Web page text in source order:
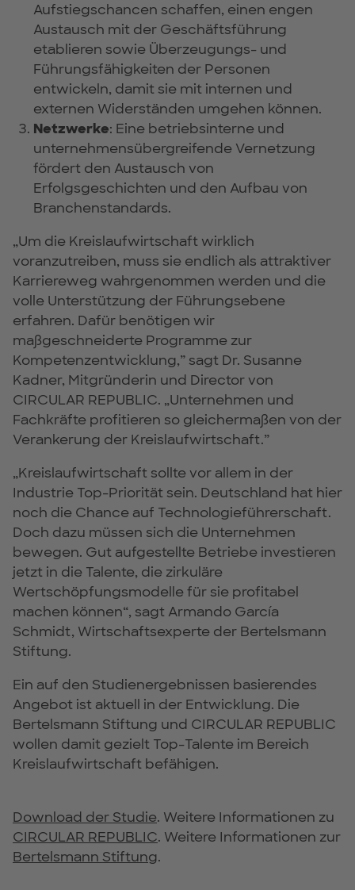
Aufstiegschancen schaffen, einen engen
Austausch mit der Geschäftsführung
etablieren sowie Überzeugungs- und
Führungsfähigkeiten der Personen
entwickeln, damit sie mit internen und
externen Widerständen umgehen können.
Netzwerke: Eine betriebsinterne und
unternehmensübergreifende Vernetzung
fördert den Austausch von
Erfolgsgeschichten und den Aufbau von
Branchenstandards.
„Um die Kreislaufwirtschaft wirklich
voranzutreiben, muss sie endlich als attraktiver
Karriereweg wahrgenommen werden und die
volle Unterstützung der Führungsebene
erfahren. Dafür benötigen wir
maßgeschneiderte Programme zur
Kompetenzentwicklung,” sagt Dr. Susanne
Kadner, Mitgründerin und Director von
CIRCULAR REPUBLIC. „Unternehmen und
Fachkräfte profitieren so gleichermaßen von der
Verankerung der Kreislaufwirtschaft.”
„Kreislaufwirtschaft sollte vor allem in der
Industrie Top-Priorität sein. Deutschland hat hier
noch die Chance auf Technologieführerschaft.
Doch dazu müssen sich die Unternehmen
bewegen. Gut aufgestellte Betriebe investieren
jetzt in die Talente, die zirkuläre
Wertschöpfungsmodelle für sie profitabel
machen können“, sagt Armando García
Schmidt, Wirtschaftsexperte der Bertelsmann
Stiftung.
Ein auf den Studienergebnissen basierendes
Angebot ist aktuell in der Entwicklung. Die
Bertelsmann Stiftung und CIRCULAR REPUBLIC
wollen damit gezielt Top-Talente im Bereich
Kreislaufwirtschaft befähigen.
Download der Studie. Weitere Informationen zu
CIRCULAR REPUBLIC. Weitere Informationen zur
Bertelsmann Stiftung.